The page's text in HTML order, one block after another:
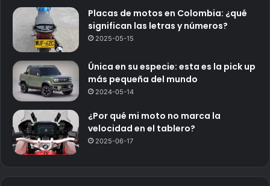
Placas de motos en Colombia: ¿qué
significan las letras y números?
2025-05-15
Única en su especie: esta es la pick up
más pequeña del mundo
2024-05-14
¿Por qué mi moto no marca la
velocidad en el tablero?
2025-06-17